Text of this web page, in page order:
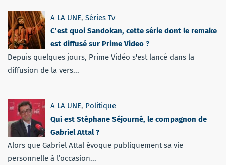
A LA UNE, Séries Tv
C’est quoi Sandokan, cette série dont le remake
est diffusé sur Prime Video ?
Depuis quelques jours, Prime Vidéo s'est lancé dans la
diffusion de la vers...
A LA UNE, Politique
Qui est Stéphane Séjourné, le compagnon de
Gabriel Attal ?
Alors que Gabriel Attal évoque publiquement sa vie
personnelle à l’occasion...